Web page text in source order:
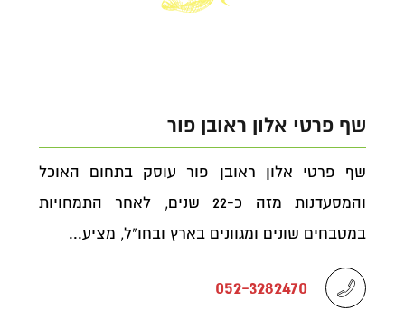
שף פרטי אלון ראובן פור
שף פרטי אלון ראובן פור עוסק בתחום האוכל
והמסעדנות מזה כ-22 שנים, לאחר התמחויות
במטבחים שונים ומגוונים בארץ ובחו"ל, מציע...
052-3282470